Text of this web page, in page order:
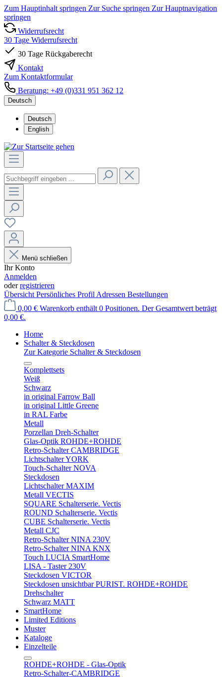
Zum Hauptinhalt springen Zur Suche springen Zur Hauptnavigation
springen
Widerrufsrecht
30 Tage Widerrufsrecht
30 Tage Rückgaberecht
Kontakt
Zum Kontaktformular
Beratung: +49 (0)331 951 362 12
Deutsch
Deutsch
English
Menü schließen
Ihr Konto
Anmelden
oderregistrieren
Übersicht Persönliches Profil Adressen Bestellungen
0,00 € Warenkorb enthält 0 Positionen. Der Gesamtwert beträgt
0,00 €.
Home
Schalter & Steckdosen
Zur Kategorie Schalter & Steckdosen
Komplettsets
Weiß
Schwarz
in original Farrow Ball
in original Little Greene
in RAL Farbe
Metall
Porzellan Dreh-Schalter
Glas-Optik ROHDE+ROHDE
Retro-Schalter CAMBRIDGE
Lichtschalter YORK
Touch-Schalter NOVA
Steckdosen
Lichtschalter MAXIM
Metall VECTIS
SQUARE Schalterserie. Vectis
ROUND Schalterserie. Vectis
CUBE Schalterserie. Vectis
Metall CJC
Retro-Schalter NINA 230V
Retro-Schalter NINA KNX
Touch LUCIA SmartHome
LISA - Taster 230V
Steckdosen VICTOR
Steckdosen unsichtbar PURIST. ROHDE+ROHDE
Drehschalter
Schwarz MATT
SmartHome
Limited Editions
Muster
Kataloge
Einzelteile
ROHDE+ROHDE - Glas-Optik
Retro-Schalter-CAMBRIDGE